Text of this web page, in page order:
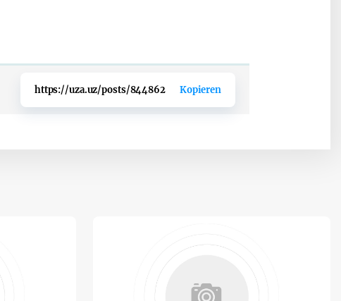
https://uza.uz/posts/844862 Kopieren